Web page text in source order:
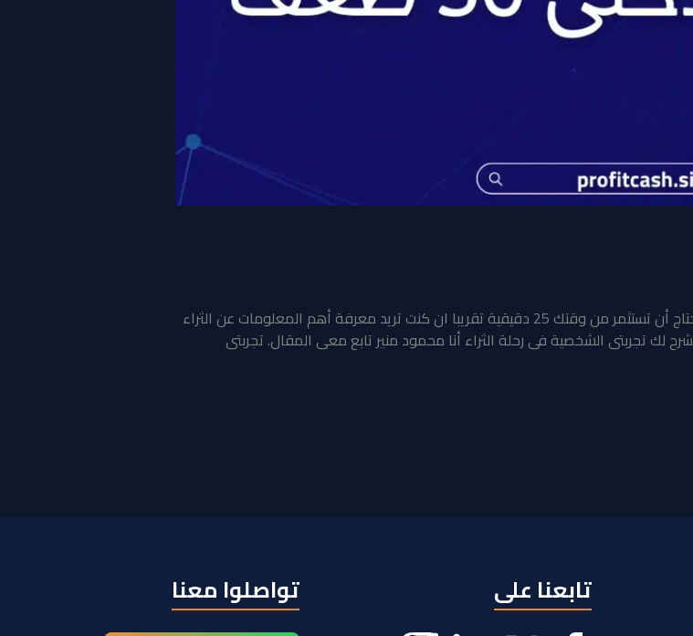
مرحبا بكم فى هذا المقال سنتحدث عن اسرار الغنى و الثراء ستحتاج أن تستثمر من وقتك 25 دقيقية تقريبا ان كنت تريد معرفة أهم المعلومات عن الثراء
تجربتى الشخصية فى رحلة الثراء أنا محمود منير تابع معى المقال. تجربتى
تابعنا على تواصلوا معنا